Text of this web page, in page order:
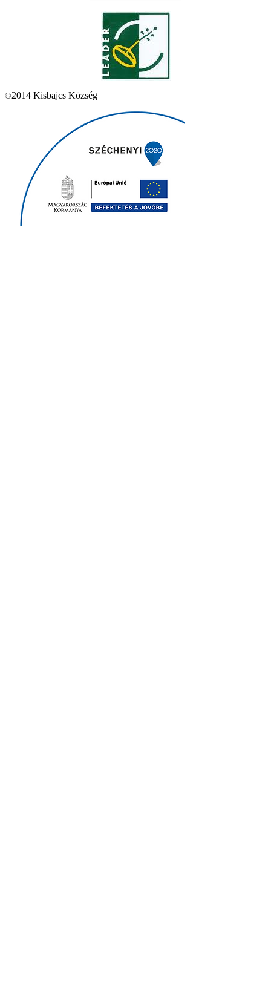
©2014 Kisbajcs Község